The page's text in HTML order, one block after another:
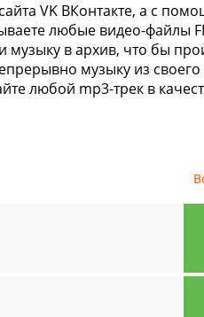
VK ВКонтакте, а с
любые видео-файлы
в архив, что бы
музыку из своего
любой mp3-трек в